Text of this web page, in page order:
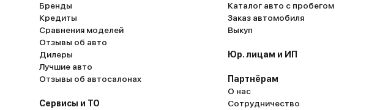
Бренды
Кредиты
Сравнения моделей
Отзывы об авто
Дилеры
Лучшие авто
Отзывы об автосалонах
Сервисы и ТО
Каталог авто с пробегом
Заказ автомобиля
Выкуп
Юр. лицам и ИП
Партнёрам
О нас
Сотрудничество